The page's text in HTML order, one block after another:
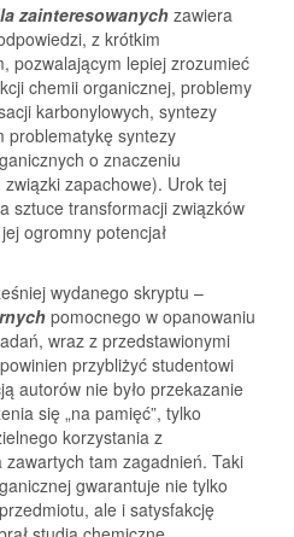
zainteresowanych zawiera
z krótkim
pozwalającym lepiej zrozumieć
chemii organicznej, problemy
karbonylowych, syntezy
problematykę syntezy
o znaczeniu
zapachowe). Urok tej
sztuce transformacji związków
ogromny potencjał
wydanego skryptu –
pomocnego w opanowaniu
wraz z przedstawionymi
przybliżyć studentowi
autorów nie było przekazanie
się „na pamięć”, tylko
korzystania z
tam zagadnień. Taki
gwarantuje nie tylko
ale i satysfakcję